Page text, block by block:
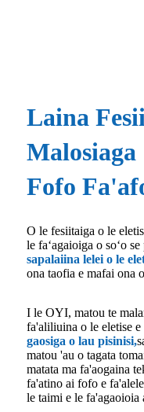
Laina
Malosiaga
Fofo
O le fesiitaiga o le
le faʻagaioiga o soʻo
sapalaiina lelei o le
ona taofia e mafai ona
I le OYI, matou te
fa'aliliuina o le eletise e
gaosiga o lau pisinisi,
matou 'au o tagata
matata ma fa'aogaina
fa'atino ai fofo e
le taimi e le fa'agaoioia